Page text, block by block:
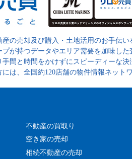
産の売却及び購入・土地活用のお手伝い
が持つデータやエリア需要を加味し
間と時間をかけずにスピーディーな決
は、全国約120店舗の物件情報ネット
不動産の買取り
空き家の売却
相続不動産の売却